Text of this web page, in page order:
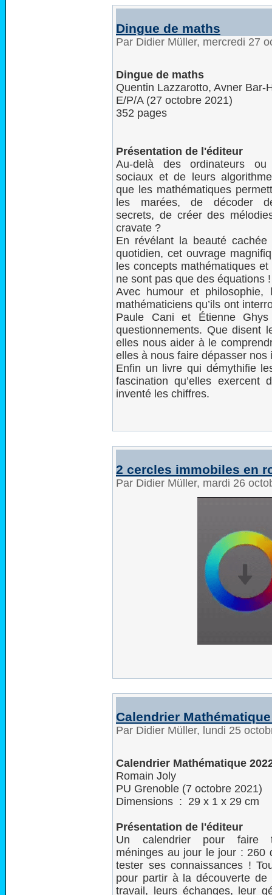
Dingue de maths
Par Didier Müller, mercredi 27
Dingue de maths
Quentin Lazzarotto, Avner Bar-
E/P/A (27 octobre 2021)
352 pages
Présentation de l'éditeur
Au-delà des ordinateurs
sociaux et de leurs
que les mathématiques
les marées, de décoder
secrets, de créer des
cravate ?
En révélant la beauté
quotidien, cet ouvrage
les concepts mathématiques
ne sont pas que des équations !
Avec humour et philosophie,
mathématiciens qu’ils ont
Paule Cani et Étienne
questionnements. Que disent
elles nous aider à le
elles à nous faire dépasser
Enfin un livre qui démythifie
fascination qu’elles exercent
inventé les chiffres.
2 cercles immobiles en
Par Didier Müller, mardi 26
Calendrier
Par Didier Müller, lundi 25
Calendrier Mathématique
Romain Joly
PU Grenoble (7 octobre 2021)
Dimensions ‏ : ‎ 29 x 1 x 29 cm
Présentation de l'éditeur
Un calendrier pour faire
méninges au jour le jour : 260
tester ses connaissances !
pour partir à la découverte
travail, leurs échanges, leur